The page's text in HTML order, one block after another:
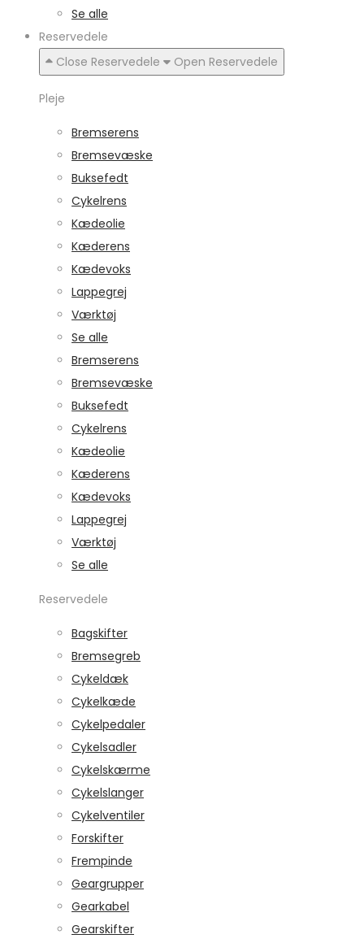
Se alle
Reservedele
Close Reservedele
Open Reservedele
Pleje
Bremserens
Bremsevæske
Buksefedt
Cykelrens
Kædeolie
Kæderens
Kædevoks
Lappegrej
Værktøj
Se alle
Bremserens
Bremsevæske
Buksefedt
Cykelrens
Kædeolie
Kæderens
Kædevoks
Lappegrej
Værktøj
Se alle
Reservedele
Bagskifter
Bremsegreb
Cykeldæk
Cykelkæde
Cykelpedaler
Cykelsadler
Cykelskærme
Cykelslanger
Cykelventiler
Forskifter
Frempinde
Geargrupper
Gearkabel
Gearskifter